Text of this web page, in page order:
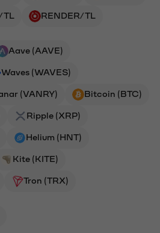
TL
RENDER/TL
Aave (AAVE)
Waves (WAVES)
(VANRY) Bitcoin (BTC)
Ripple (XRP)
Helium (HNT)
Kite (KITE)
Tron (TRX)